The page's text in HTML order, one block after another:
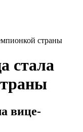
страны
стала
вице-